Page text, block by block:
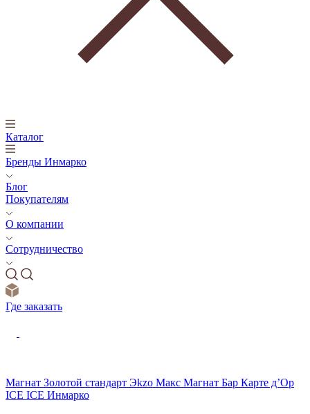
Каталог
Бренды Инмарко
Блог
Покупателям
О компании
Сотрудничество
Где заказать
Магнат Золотой стандарт Эkzо Макс Магнат Бар Карте д’Ор
ICE ICE Инмарко